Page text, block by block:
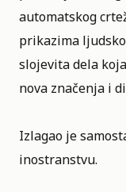
automatskog
prikazima
slojevita dela
nova značenja i
Izlagao je
inostranstvu.